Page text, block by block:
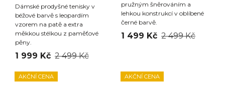
Dámské prodyšné tenisky v
béžové barvě s leopardím
vzorem na patě a extra
měkkou stélkou z paměťové
pěny.
1 999 Kč 2 499 Kč
pružným šněrováním a
lehkou konstrukcí v oblíbené
černé barvě.
1 499 Kč 2 499 Kč
AKČNÍ CENA AKČNÍ CENA